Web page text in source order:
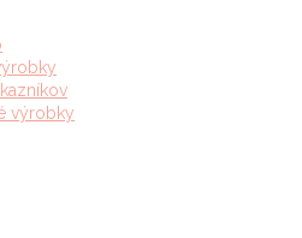
výrobky